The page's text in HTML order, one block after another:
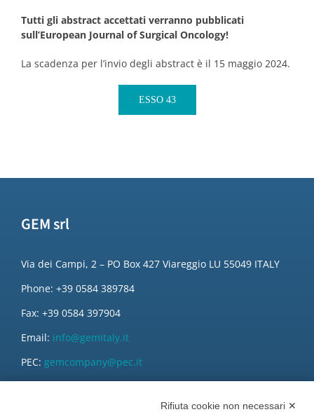
Tutti gli abstract accettati verranno pubblicati
sull’European Journal of Surgical Oncology!
La scadenza per l’invio degli abstract è il 15 maggio 2024.
ESSO 43
GEM srl
Via dei Campi, 2 – PO Box 427 Viareggio LU 55049 ITALY
Phone: +39 0584 389784
Fax: +39 0584 397904
Email: info@gemitaly.it
PEC: gemcompany@pec.it
Rifiuta cookie non necessari ✕